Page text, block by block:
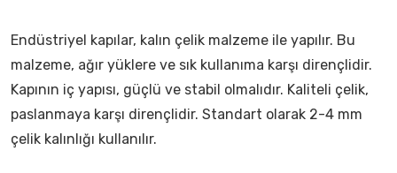
Endüstriyel kapılar, kalın çelik malzeme ile yapılır. Bu
malzeme, ağır yüklere ve sık kullanıma karşı dirençlidir.
Kapının iç yapısı, güçlü ve stabil olmalıdır. Kaliteli çelik,
paslanmaya karşı dirençlidir. Standart olarak 2-4 mm
çelik kalınlığı kullanılır.